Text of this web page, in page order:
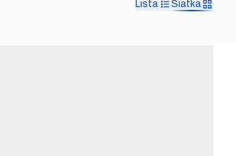
Lista Siatka